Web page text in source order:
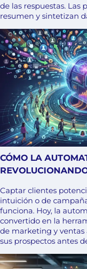
de las respuestas. Las
resumen y sintetizan
CÓMO LA
Captar clientes
intuición o de
funciona. Hoy, la
convertido en la
de marketing y
sus prospectos antes